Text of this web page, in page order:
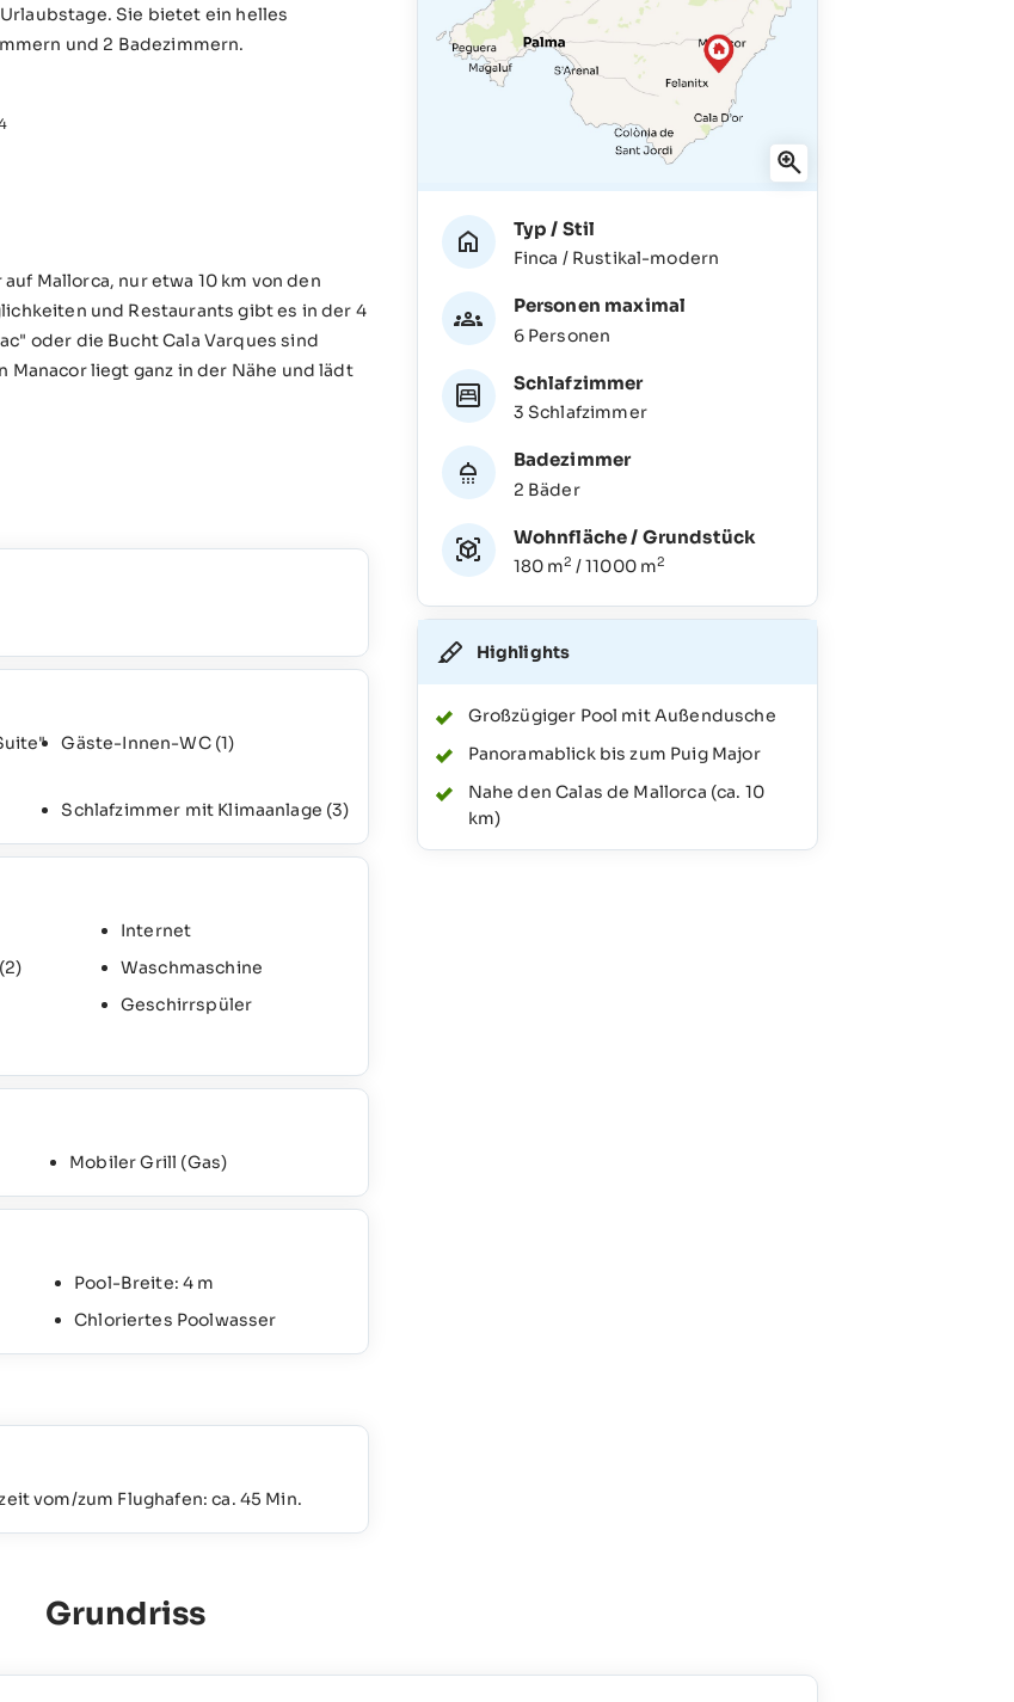
Sie bietet ein helles
und 2 Badezimmern.
Mallorca, nur etwa 10 km von den
und Restaurants gibt es in der 4
oder die Bucht Cala Varques sind
liegt ganz in der Nähe und lädt
Typ / Stil
Finca / Rustikal-modern
Personen maximal
6 Personen
Schlafzimmer
3 Schlafzimmer
Badezimmer
2 Bäder
Wohnfläche / Grundstück
180 m2 / 11000 m2
Highlights
Großzügiger Pool mit Außendusche
Panoramablick bis zum Puig Major
Nahe den Calas de Mallorca (ca. 10
km)
Gäste-Innen-WC (1)
Schlafzimmer mit Klimaanlage (3)
Internet
(2)
Waschmaschine
Geschirrspüler
Mobiler Grill (Gas)
Pool-Breite: 4 m
Chloriertes Poolwasser
vom/zum Flughafen: ca. 45 Min.
Grundriss